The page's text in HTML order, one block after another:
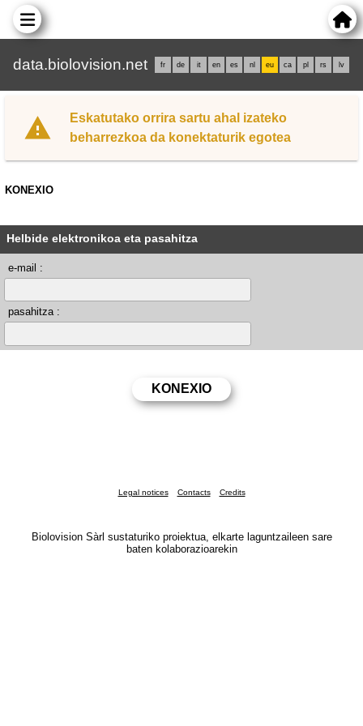
data.biolovision.net fr de it en es nl eu ca pl rs lv
Eskatutako orrira sartu ahal izateko
beharrezkoa da konektaturik egotea
KONEXIO
Helbide elektronikoa eta pasahitza
e-mail :
pasahitza :
Legal notices Contacts Credits
Biolovision Sàrl sustaturiko proiektua, elkarte laguntzaileen sare
baten kolaborazioarekin